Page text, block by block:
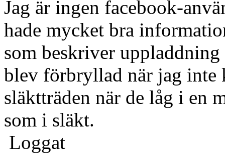
Jag är ingen facebook-
hade mycket bra
som beskriver
blev förbryllad när jag inte
släktträden när de låg i en
som i släkt.
Loggat